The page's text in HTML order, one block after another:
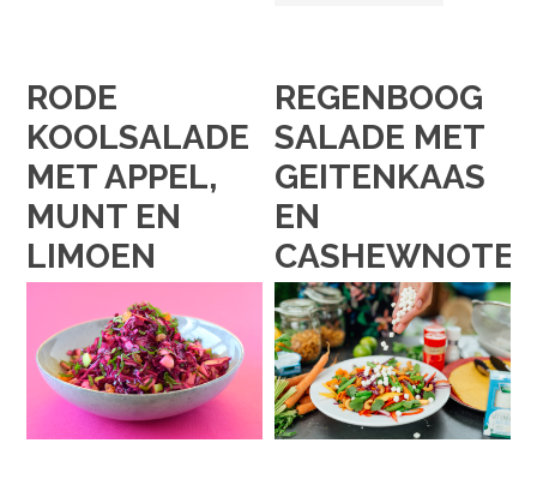
RODE
KOOLSALADE
MET APPEL,
MUNT EN
LIMOEN
REGENBOOG
SALADE MET
GEITENKAAS
EN